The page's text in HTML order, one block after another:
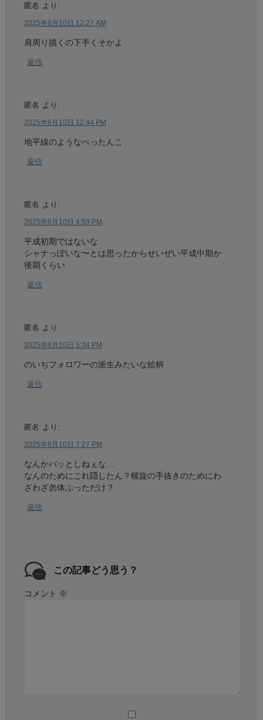
匿名 より:
2025年6月10日 12:27 AM
肩周り描くの下手くそかよ
返信
匿名 より:
2025年6月10日 12:44 PM
地平線のようなぺったんこ
返信
匿名 より:
2025年6月10日 4:59 PM
平成初期ではないな
シャナっぽいな〜とは思ったからせいぜい平成中期か
後期くらい
返信
匿名 より:
2025年6月10日 5:34 PM
のいぢフォロワーの派生みたいな絵柄
返信
匿名 より:
2025年6月10日 7:27 PM
なんかパッとしねぇな…
なんのためにこれ隠したん？螺旋の手抜きのためにわ
ざわざ勿体ぶっただけ？
返信
この記事どう思う？
コメント ※